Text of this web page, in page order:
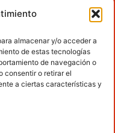
almacenar y/o acceder a
de estas tecnologías
de navegación o
consentir o retirar el
a ciertas características y
de
de
fedme@fedme.es
934 264 267